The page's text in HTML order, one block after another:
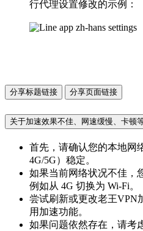
行代理设置修改的示例：
分享标题链接 分享页面链接
关于加速效果不佳、网速缓慢、卡顿等
首先，请确认您的本地网
4G/5G）稳定。
如果当前网络状况不佳，
例如从 4G 切换为 Wi-Fi。
尝试刷新或更改老王VPN
用加速功能。
如果问题依然存在，请考